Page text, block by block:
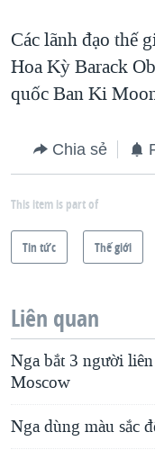
Các lãnh đạo thế
Hoa Kỳ Barack
quốc Ban Ki
Chia sẻ
This item is part of
Tin tức Thế giới
Liên quan
Nga bắt 3 người
Moscow
Nga dùng màu sắc